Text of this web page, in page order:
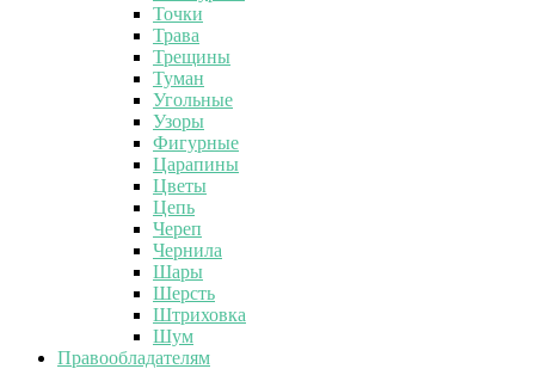
Точки
Трава
Трещины
Туман
Угольные
Узоры
Фигурные
Царапины
Цветы
Цепь
Череп
Чернила
Шары
Шерсть
Штриховка
Шум
Правообладателям